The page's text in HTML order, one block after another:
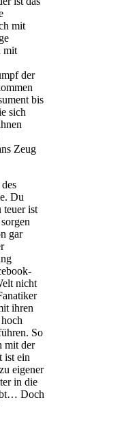
mit
mit
der
bis
sich
Zeug
Du
teuer ist
gar
nicht
ihren
So
mit der
ist ein
eigener
in die
Doch